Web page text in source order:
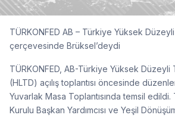
TÜRKONFED AB – Türkiye Yüksek
çerçevesinde Brüksel’deydi
TÜRKONFED, AB-Türkiye Yüksek
(HLTD) açılış toplantısı öncesinde
Yuvarlak Masa Toplantısında temsil edildi.
Kurulu Başkan Yardımcısı ve Yeşil